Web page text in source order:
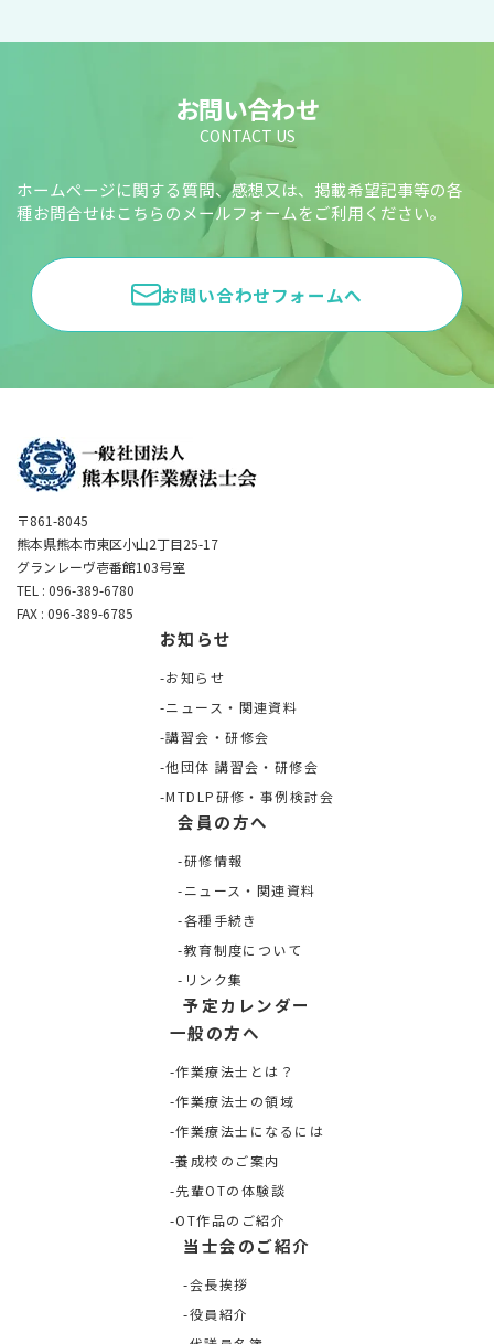
お問い合わせ
CONTACT US
ホームページに関する質問、感想又は、掲載希望記事等の各
種お問合せはこちらのメールフォームをご利用ください。
お問い合わせフォームへ
〒861-8045
熊本県熊本市東区小山2丁目25-17
グランレーヴ壱番館103号室
TEL : 096-389-6780
FAX : 096-389-6785
お知らせ
お知らせ
ニュース・関連資料
講習会・研修会
他団体 講習会・研修会
MTDLP研修・事例検討会
会員の方へ
研修情報
ニュース・関連資料
各種手続き
教育制度について
リンク集
予定カレンダー
一般の方へ
作業療法士とは？
作業療法士の領域
作業療法士になるには
養成校のご案内
先輩OTの体験談
OT作品のご紹介
当士会のご紹介
会長挨拶
役員紹介